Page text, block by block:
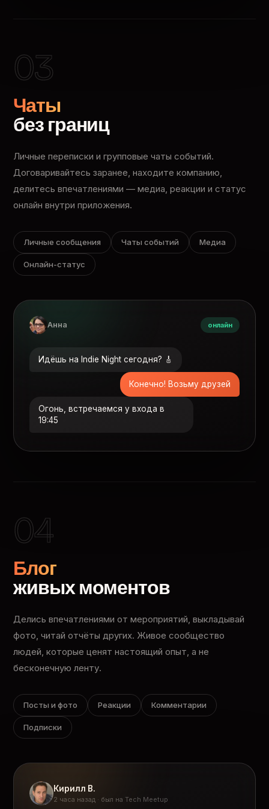
03
Чаты
без границ
Личные переписки и групповые чаты событий.
Договаривайтесь заранее, находите компанию,
делитесь впечатлениями — медиа, реакции и статус
онлайн внутри приложения.
Личные сообщения Чаты событий Медиа
Онлайн-статус
Анна онлайн
Идёшь на Indie Night сегодня? 🎸
Конечно! Возьму друзей
Огонь, встречаемся у входа в
19:45
04
Блог
живых моментов
Делись впечатлениями от мероприятий, выкладывай
фото, читай отчёты других. Живое сообщество
людей, которые ценят настоящий опыт, а не
бесконечную ленту.
Посты и фото Реакции Комментарии
Подписки
Кирилл В.
2 часа назад · был на Tech Meetup